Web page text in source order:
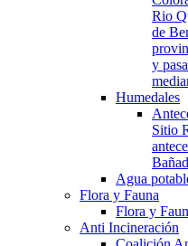
Rio
de
y
Humedales
Sitio
Agua
Flora y Fauna
Flora y
Anti Incineración